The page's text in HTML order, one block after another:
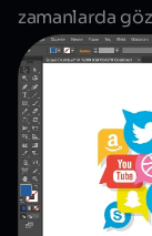
zamanlarda